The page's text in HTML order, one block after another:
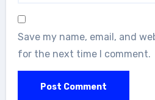
Save my name, email, and
for the next time I comment.